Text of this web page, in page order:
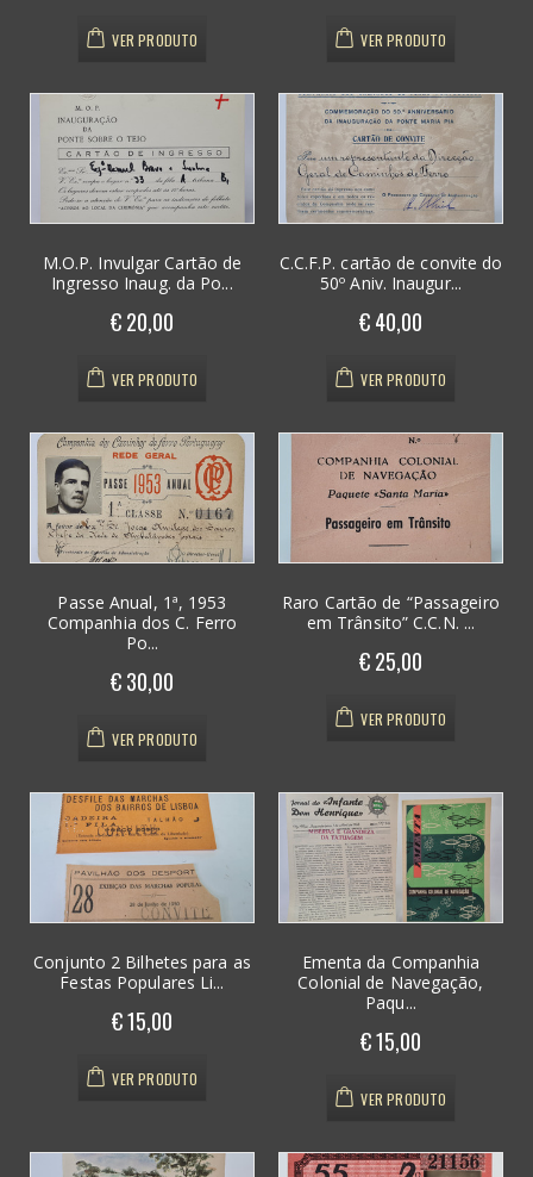
VER PRODUTO VER PRODUTO
M.O.P. Invulgar Cartão de
Ingresso Inaug. da Po...
€ 20,00
VER PRODUTO
C.C.F.P. cartão de convite do
50º Aniv. Inaugur...
€ 40,00
VER PRODUTO
Passe Anual, 1ª, 1953
Companhia dos C. Ferro
Po...
€ 30,00
VER PRODUTO
Raro Cartão de “Passageiro
em Trânsito” C.C.N. ...
€ 25,00
VER PRODUTO
Conjunto 2 Bilhetes para as
Festas Populares Li...
€ 15,00
VER PRODUTO
Ementa da Companhia
Colonial de Navegação,
Paqu...
€ 15,00
VER PRODUTO